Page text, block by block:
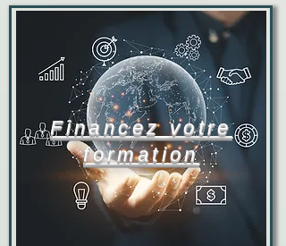
Financez votre
formation